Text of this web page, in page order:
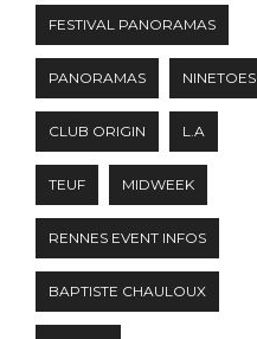
FESTIVAL PANORAMAS
PANORAMAS NINETOES
CLUB ORIGIN L.A
TEUF MIDWEEK
RENNES EVENT INFOS
BAPTISTE CHAULOUX